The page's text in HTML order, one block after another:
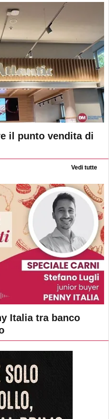
il punto vendita di
Vedi tutte
Italia tra banco